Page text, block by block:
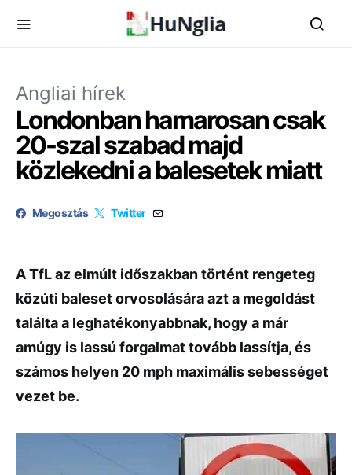
Angliai hírek
Londonban hamarosan csak
20-szal szabad majd
közlekedni a balesetek miatt
Megosztás Twitter
A TfL az elmúlt időszakban történt rengeteg
közúti baleset orvosolására azt a megoldást
találta a leghatékonyabbnak, hogy a már
amúgy is lassú forgalmat tovább lassítja, és
számos helyen 20 mph maximális sebességet
vezet be.